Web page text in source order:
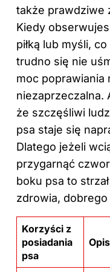
także prawdziwe
Kiedy
piłką lub myśli,
trudno się nie
moc poprawiania
niezaprzeczalna.
że szczęśliwi
psa staje się
Dlatego jeżeli
przygarnąć
boku psa to
zdrowia,
Korzyści z
posiadania
psa
Opis